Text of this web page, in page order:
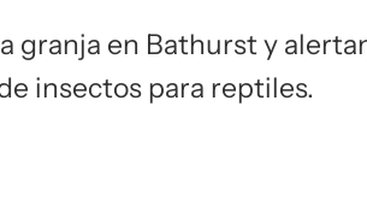
granja en Bathurst y
insectos para reptiles.